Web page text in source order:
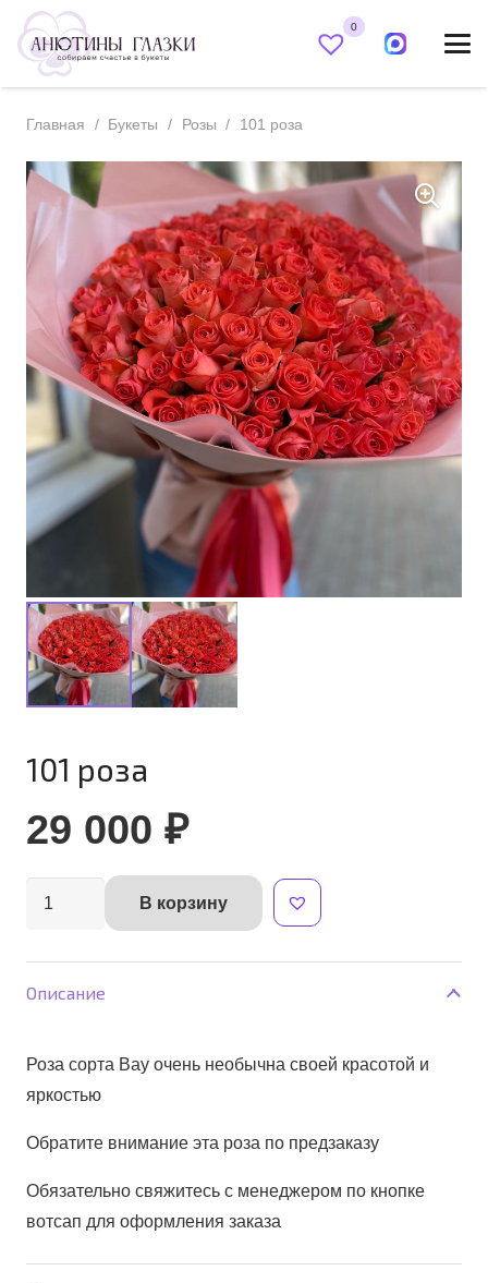
0
Главная / Букеты / Розы / 101 роза
101 роза
29 000 ₽
Количество
В корзину
Alternative:
Описание
Роза сорта Вау очень необычна своей красотой и
яркостью
Обратите внимание эта роза по предзаказу
Обязательно свяжитесь с менеджером по кнопке
вотсап для оформления заказа